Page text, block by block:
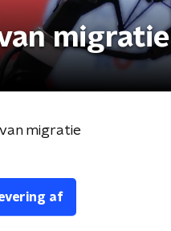
migratie
migratie
af